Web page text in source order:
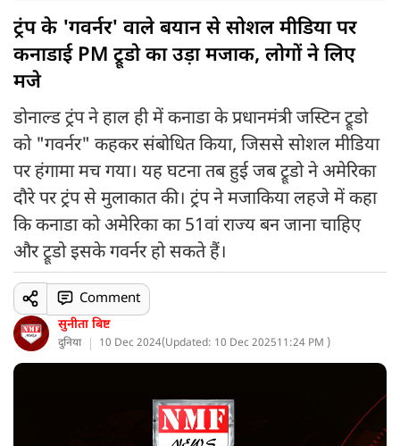
ट्रंप के 'गवर्नर' वाले बयान से सोशल मीडिया पर
कनाडाई PM ट्रूडो का उड़ा मजाक, लोगों ने लिए
मजे
डोनाल्ड ट्रंप ने हाल ही में कनाडा के प्रधानमंत्री जस्टिन ट्रूडो
को "गवर्नर" कहकर संबोधित किया, जिससे सोशल मीडिया
पर हंगामा मच गया। यह घटना तब हुई जब ट्रूडो ने अमेरिका
दौरे पर ट्रंप से मुलाकात की। ट्रंप ने मजाकिया लहजे में कहा
कि कनाडा को अमेरिका का 51वां राज्य बन जाना चाहिए
और ट्रूडो इसके गवर्नर हो सकते हैं।
सुनीता बिष्ट
दुनिया 10 Dec 2024(Updated: 10 Dec 202511:24 PM )
Comment